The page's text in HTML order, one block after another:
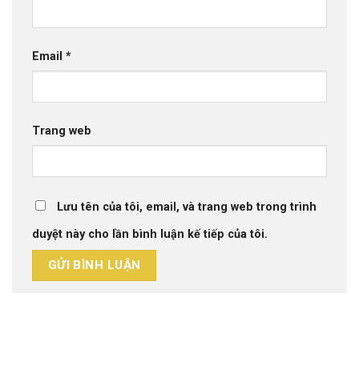
Email *
Trang web
Lưu tên của tôi, email, và trang web trong trình
duyệt này cho lần bình luận kế tiếp của tôi.